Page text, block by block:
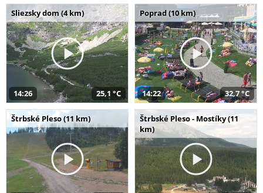
Sliezsky dom (4 km)
14:26 25,1 °C
Poprad (10 km)
14:22 32,7 °C
Štrbské Pleso (11 km)
Štrbské Pleso - Mostíky (11
km)